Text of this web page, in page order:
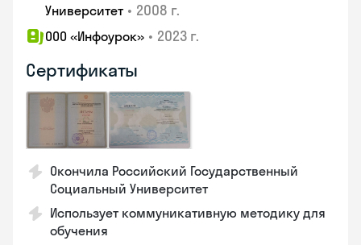
Университет • 2008 г.
ООО «Инфоурок» • 2023 г.
Сертификаты
Окончила Российский Государственный
Социальный Университет
Использует коммуникативную методику для
обучения